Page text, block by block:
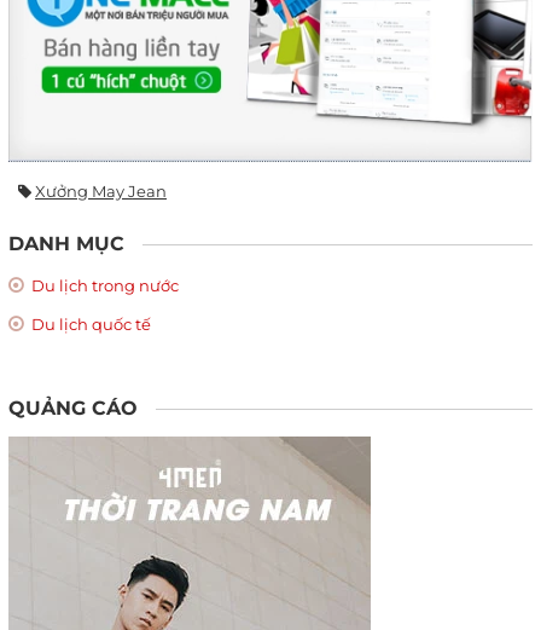
Xưởng May Jean
DANH MỤC
Du lịch trong nước
Du lịch quốc tế
QUẢNG CÁO